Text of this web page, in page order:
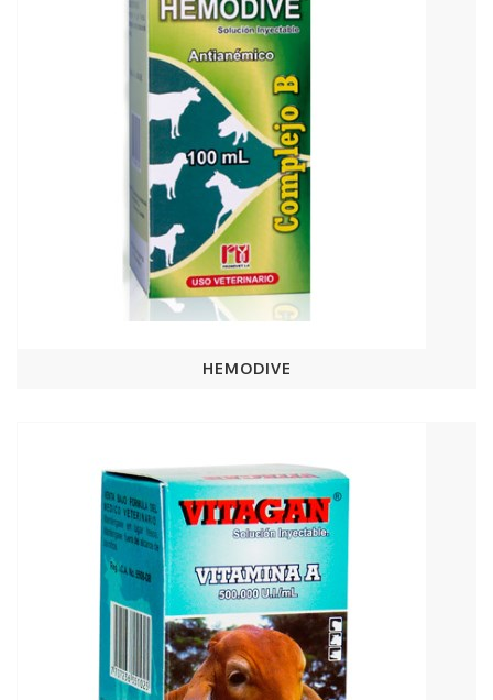
HEMODIVE